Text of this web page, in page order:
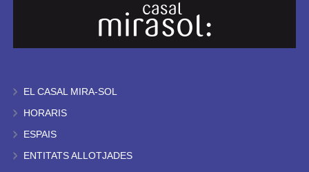
EL CASAL MIRA-SOL
HORARIS
ESPAIS
ENTITATS ALLOTJADES